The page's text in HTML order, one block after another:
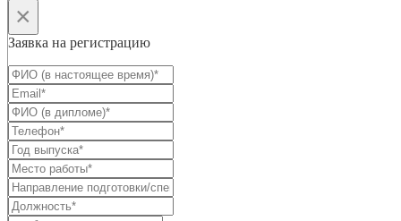
×
Заявка на регистрацию